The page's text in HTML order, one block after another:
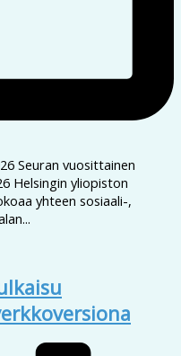
Seuran vuosittainen
Helsingin yliopiston
yhteen sosiaali-,